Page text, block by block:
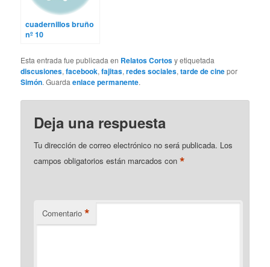
cuadernillos bruño
nº 10
Esta entrada fue publicada en Relatos Cortosy etiquetada
discusiones,facebook,fajitas,redes sociales,tarde de cinepor
Simón. Guardaenlace permanente.
Deja una respuesta
Tu dirección de correo electrónico no será publicada. Los
campos obligatorios están marcados con*
Comentario *